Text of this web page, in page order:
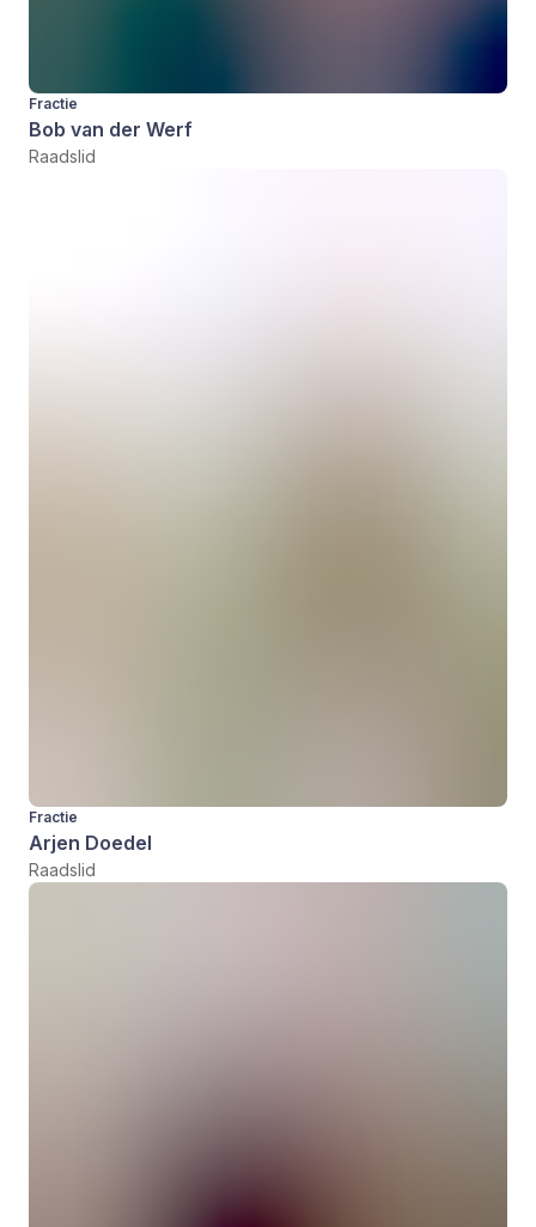
Fractie
Bob van der Werf
Raadslid
Fractie
Arjen Doedel
Raadslid